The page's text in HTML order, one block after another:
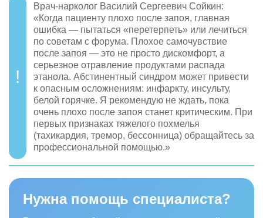
Врач-нарколог Василий Сергеевич Сойкин:
«Когда пациенту плохо после запоя, главная
ошибка — пытаться «перетерпеть» или лечиться
по советам с форума. Плохое самочувствие
после запоя — это не просто дискомфорт, а
серьезное отравление продуктами распада
этанола. Абстинентный синдром может привести
к опасным осложнениям: инфаркту, инсульту,
белой горячке. Я рекомендую не ждать, пока
очень плохо после запоя станет критическим. При
первых признаках тяжелого похмелья
(тахикардия, тремор, бессонница) обращайтесь за
профессиональной помощью.»
Нужна помощь специалиста?